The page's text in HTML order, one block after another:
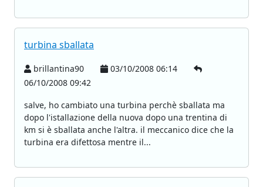
turbina sballata
brillantina90
03/10/2008 06:14
06/10/2008 09:42
salve, ho cambiato una turbina perchè sballata ma
dopo l'istallazione della nuova dopo una trentina di
km si è sballata anche l'altra. il meccanico dice che la
turbina era difettosa mentre il...